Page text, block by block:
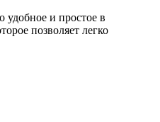
удобное и простое в
позволяет легко